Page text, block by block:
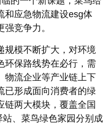
和应急物流建设esg体
竞争力。
规模不断扩大，对环境
环保路线势在必行，需
物流企业等产业链上下
已形成面向消费者的绿
链两大模块，覆盖全国
、菜鸟绿色家园分别成